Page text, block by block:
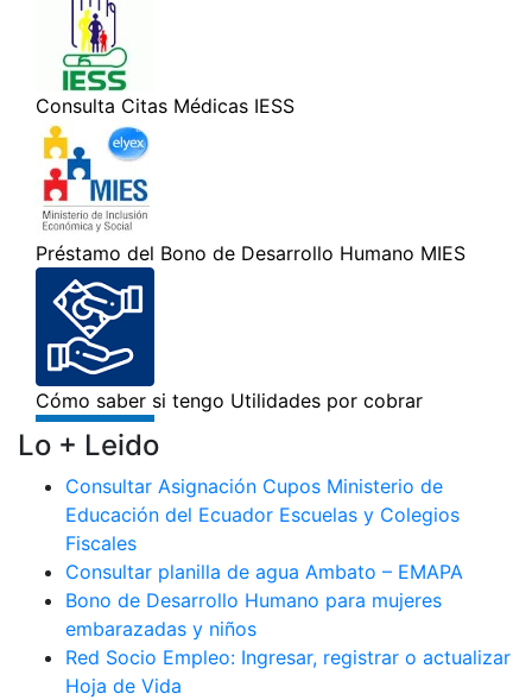
Lo + Leido
Consultar Asignación Cupos Ministerio de
Educación del Ecuador Escuelas y Colegios
Fiscales
Consultar planilla de agua Ambato – EMAPA
Bono de Desarrollo Humano para mujeres
embarazadas y niños
Red Socio Empleo: Ingresar, registrar o actualizar
Hoja de Vida